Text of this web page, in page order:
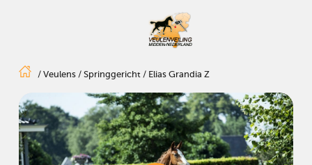
/ Veulens/ Springgericht/ Elias Grandia Z